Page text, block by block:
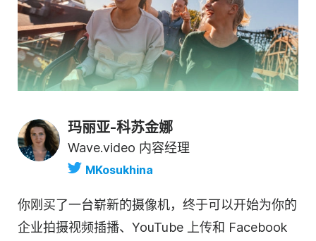
玛丽亚-科苏金娜
Wave.video 内容经理
MKosukhina
你刚买了一台崭新的摄像机，终于可以开始为你的
企业拍摄视频插播、YouTube 上传和 Facebook